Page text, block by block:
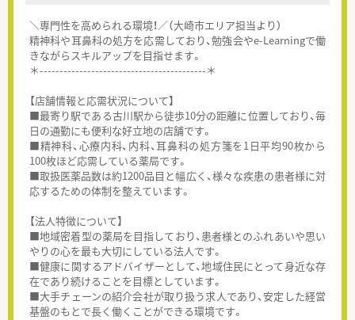
＼専門性を高められる環境！／（大崎市エリア担当より）
精神科や耳鼻科の処方を応需しており、勉強会やe-Learningで働
きながらスキルアップを目指せます。
＊------------------------------------------＊
【店舗情報と応需状況について】
■最寄り駅である古川駅から徒歩10分の距離に位置しており、毎
日の通勤にも便利な好立地の店舗です。
■精神科、心療内科、内科、耳鼻科の処方箋を1日平均90枚から
100枚ほど応需している薬局です。
■取扱医薬品数は約1200品目と幅広く、様々な疾患の患者様に対
応するための体制を整えています。
【法人特徴について】
■地域密着型の薬局を目指しており、患者様とのふれあいや思い
やりの心を最も大切にしている法人です。
■健康に関するアドバイザーとして、地域住民にとって身近な存
在であり続けることを目標としています。
■大手チェーンの紹介会社が取り扱う求人であり、安定した経営
基盤のもとで長く働くことができる環境です。